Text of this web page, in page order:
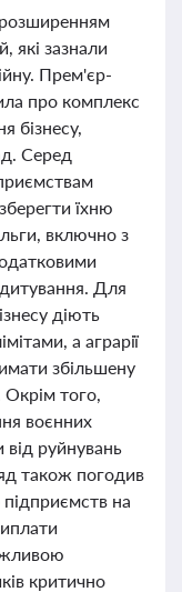
які зазнали
Прем'єр-
про комплекс
бізнесу,
Серед
їхню
включно з
Для
діють
а аграрії
збільшену
Окрім того,
воєнних
від руйнувань
також погодив
на
критично